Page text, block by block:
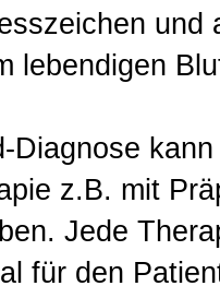
und
lebendigen
Diagnose
z.B. mit
Jede
für den